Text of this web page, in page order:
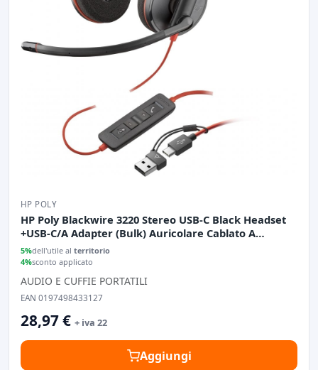
HP POLY
HP Poly Blackwire 3220 Stereo USB-C Black Headset
+USB-C/A Adapter (Bulk) Auricolare Cablato A
Padiglione Ufficio USB tipo-C Nero
5%dell'utile al territorio
4%sconto applicato
AUDIO E CUFFIE PORTATILI
EAN 0197498433127
28,97 € + iva 22
Aggiungi